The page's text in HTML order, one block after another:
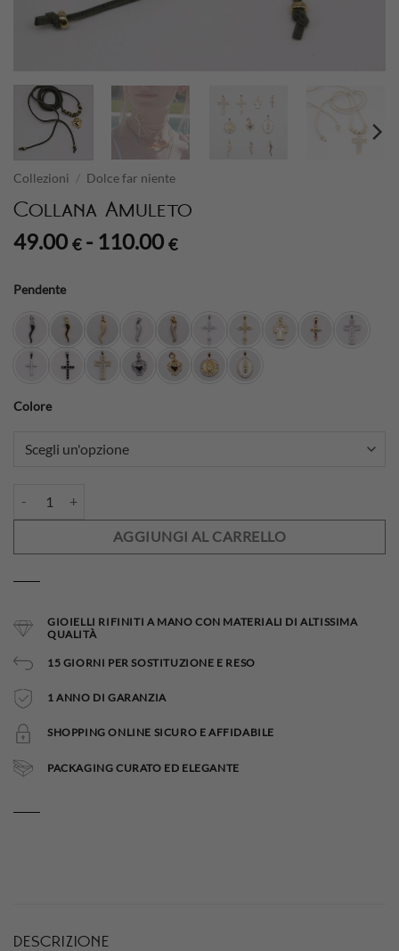
Collezioni / Dolce far niente
Collana Amuleto
49.00 € - 110.00 €Fascia
49.00 €
a
110.00 €
Pendente
Colore
AGGIUNGI AL CARRELLO
GIOIELLI RIFINITI A MANO CON MATERIALI DI ALTISSIMA
QUALITÀ
15 GIORNI PER SOSTITUZIONE E RESO
1 ANNO DI GARANZIA
SHOPPING ONLINE SICURO E AFFIDABILE
PACKAGING CURATO ED ELEGANTE
DESCRIZIONE